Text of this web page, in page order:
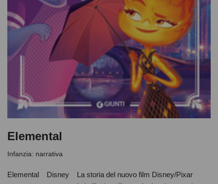
Elemental
Infanzia: narrativa
Elemental Disney La storia del nuovo film Disney/Pixar